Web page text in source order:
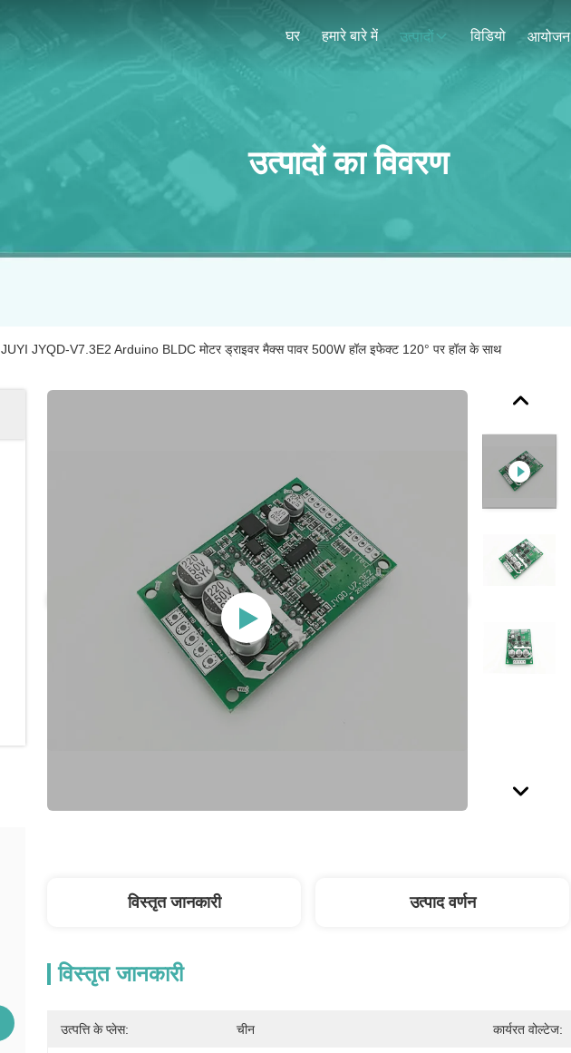
घर हमारे बारे में उत्पादों विडियो आयोजन
उत्पादों का विवरण
JUYI JYQD-V7.3E2 Arduino BLDC मोटर ड्राइवर मैक्स पावर 500W हॉल इफेक्ट 120° पर हॉल के साथ
विस्तृत जानकारी उत्पाद वर्णन
विस्तृत जानकारी
उत्पत्ति के प्लेस: चीन कार्यरत वोल्टेज: